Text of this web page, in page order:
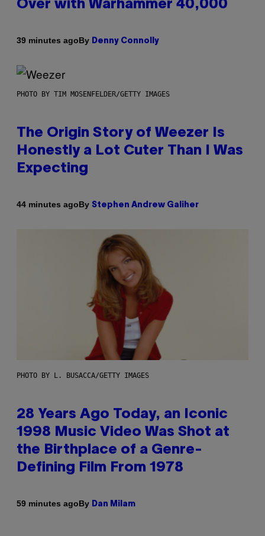
Over with Warhammer 40,000
39 minutes agoBy Denny Connolly
PHOTO BY TIM MOSENFELDER/GETTY IMAGES
The Origin Story of Weezer Is
Honestly a Lot Cuter Than I Was
Expecting
44 minutes agoBy Stephen Andrew Galiher
PHOTO BY L. BUSACCA/GETTY IMAGES
28 Years Ago Today, an Iconic
1998 Music Video Was Shot at
the Birthplace of a Genre-
Defining Film From 1978
59 minutes agoBy Dan Milam